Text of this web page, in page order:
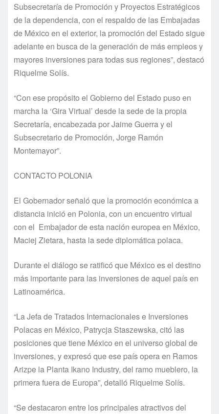
Subsecretaría de Promoción y Proyectos Estratégicos
de la dependencia, con el respaldo de las Embajadas
de México en el exterior, la promoción del Estado sigue
adelante en busca de la generación de más empleos y
mayores inversiones para todas sus regiones”, destacó
Riquelme Solís.
“Con ese propósito el Gobierno del Estado puso en
marcha la ‘Gira Virtual’ desde la sede de la propia
Secretaría, encabezada por Jaime Guerra y el
Subsecretario de Promoción, Jorge Ramón
Montemayor”.
CONTACTO POLONIA
El Gobernador señaló que la promoción económica a
distancia inició en Polonia, con un encuentro virtual
con el Embajador de esta nación europea en México,
Maciej Zietara, hasta la sede diplomática polaca.
Durante el diálogo se ratificó que México es el destino
más importante para las inversiones de aquel país en
Latinoamérica.
“La Jefa de Tratados Internacionales e Inversiones
Polacas en México, Patrycja Staszewska, citó las
posiciones que tiene México en el universo global de
inversiones, y expresó que ese país opera en Ramos
Arizpe la Planta Ikano Industry, del ramo mueblero, la
primera fuera de Europa”, detalló Riquelme Solís.
“Se destacaron entre los principales atractivos del